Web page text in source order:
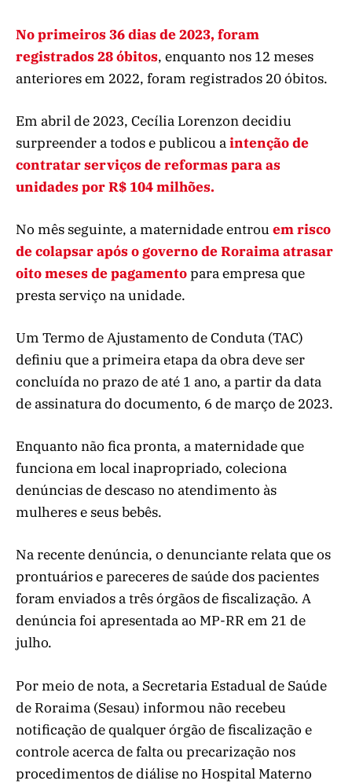
No primeiros 36 dias de 2023, foram
registrados 28 óbitos, enquanto nos 12 meses
anteriores em 2022, foram registrados 20 óbitos.
Em abril de 2023, Cecília Lorenzon decidiu
surpreender a todos e publicou aintenção de
contratar serviços de reformas para as
unidades por R$ 104 milhões.
No mês seguinte, a maternidade entrouem risco
de colapsar após o governo de Roraima atrasar
oito meses de pagamentopara empresa que
presta serviço na unidade.
Um Termo de Ajustamento de Conduta (TAC)
definiu que a primeira etapa da obra deve ser
concluída no prazo de até 1 ano, a partir da data
de assinatura do documento, 6 de março de 2023.
Enquanto não fica pronta, a maternidade que
funciona em local inapropriado, coleciona
denúncias de descaso no atendimento às
mulheres e seus bebês.
Na recente denúncia, o denunciante relata que os
prontuários e pareceres de saúde dos pacientes
foram enviados a três órgãos de fiscalização. A
denúncia foi apresentada ao MP-RR em 21 de
julho.
Por meio de nota, a Secretaria Estadual de Saúde
de Roraima (Sesau) informou não recebeu
notificação de qualquer órgão de fiscalização e
controle acerca de falta ou precarização nos
procedimentos de diálise no Hospital Materno